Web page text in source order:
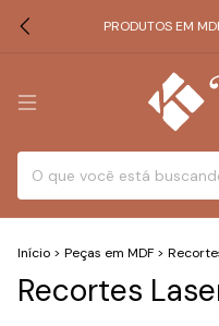
PRODUTOS EM
Início > Peças em MDF >
Recortes